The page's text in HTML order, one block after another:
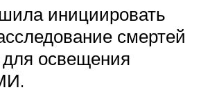
инициировать
смертей
освещения